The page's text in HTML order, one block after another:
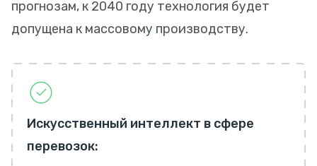
прогнозам, к 2040 году технология будет
допущена к массовому производству.
Искусственный интеллект в сфере
перевозок: